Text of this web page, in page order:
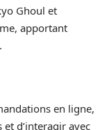
Ghoul et
apportant
en ligne,
d’interagir avec